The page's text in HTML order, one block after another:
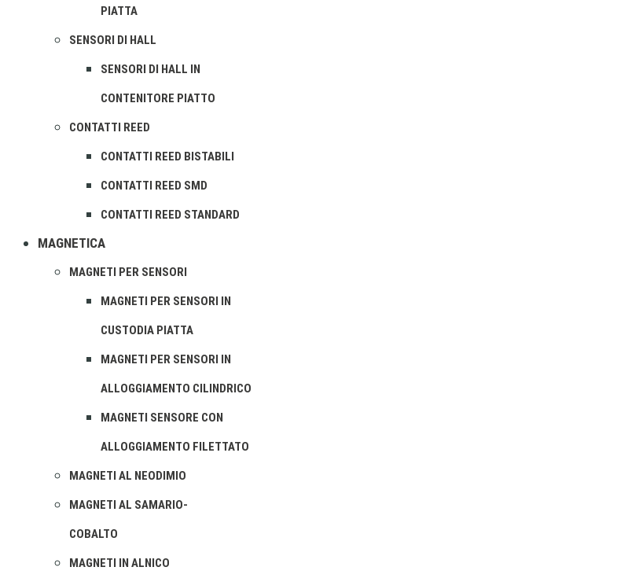
PIATTA
SENSORI DI HALL
SENSORI DI HALL IN
CONTENITORE PIATTO
CONTATTI REED
CONTATTI REED BISTABILI
CONTATTI REED SMD
CONTATTI REED STANDARD
MAGNETICA
MAGNETI PER SENSORI
MAGNETI PER SENSORI IN
CUSTODIA PIATTA
MAGNETI PER SENSORI IN
ALLOGGIAMENTO CILINDRICO
MAGNETI SENSORE CON
ALLOGGIAMENTO FILETTATO
MAGNETI AL NEODIMIO
MAGNETI AL SAMARIO-
COBALTO
MAGNETI IN ALNICO